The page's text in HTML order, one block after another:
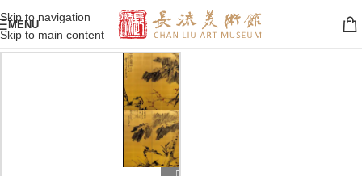
Skip to navigation
Skip to main content
MENU